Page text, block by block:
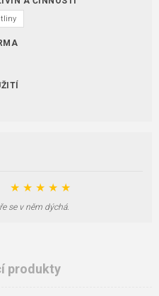
★ ★ ★ ★ ★
se v něm dýchá.
produkty